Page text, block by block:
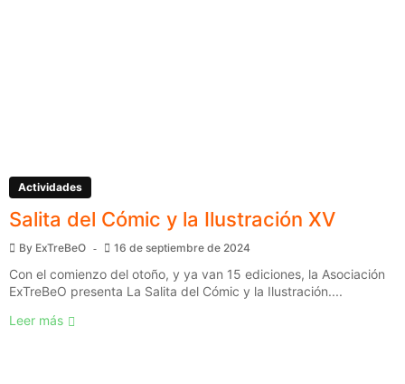
Actividades
Salita del Cómic y la Ilustración XV
By ExTreBeO 16 de septiembre de 2024
Con el comienzo del otoño, y ya van 15 ediciones, la Asociación
ExTreBeO presenta La Salita del Cómic y la Ilustración....
Leer más